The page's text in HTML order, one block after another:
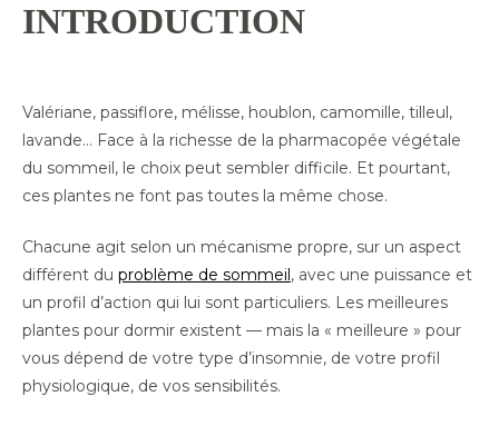
INTRODUCTION
Valériane, passiflore, mélisse, houblon, camomille, tilleul,
lavande… Face à la richesse de la pharmacopée végétale
du sommeil, le choix peut sembler difficile. Et pourtant,
ces plantes ne font pas toutes la même chose.
Chacune agit selon un mécanisme propre, sur un aspect
différent du problème de sommeil, avec une puissance et
un profil d’action qui lui sont particuliers. Les meilleures
plantes pour dormir existent — mais la « meilleure » pour
vous dépend de votre type d’insomnie, de votre profil
physiologique, de vos sensibilités.